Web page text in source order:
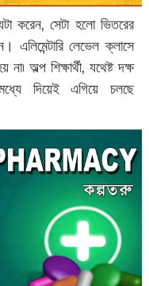
করেন, সেটা হলো ভিতরের
এলিমেন্টারি লেভেল ক্লাসে
অল্প শিক্ষার্থী, যথেষ্ট দক্ষ
দিয়েই এগিয়ে চলছে